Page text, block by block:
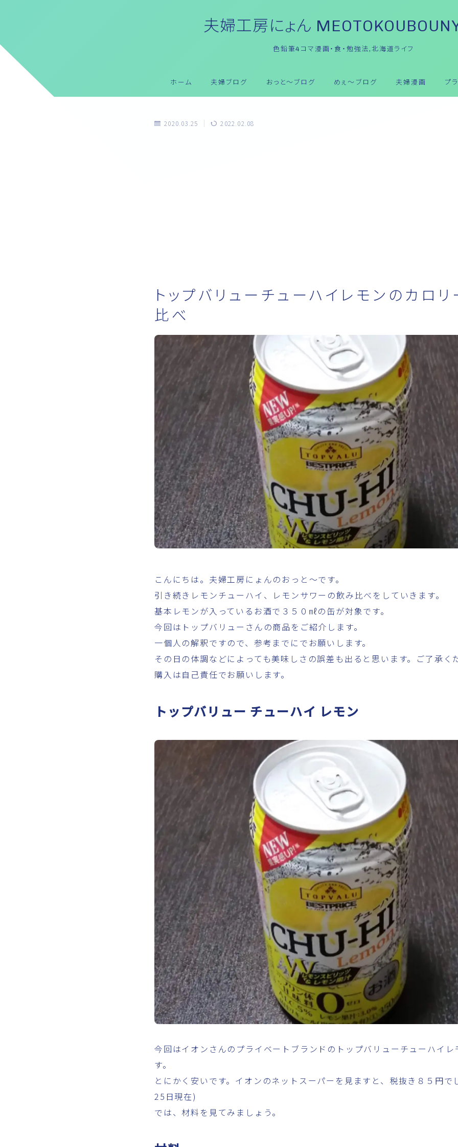
夫婦工房にょん
色鉛筆4コマ漫画・食・勉強法,北海道ライフ
ホーム 夫婦ブログ おっと～ブログ めぇ～ブログ 夫婦漫画 プ
2020.03.25 2022.02.08
トップバリューチューハイレモンのカロ
比べ
こんにちは。夫婦工房にょんのおっと～です。
引き続きレモンチューハイ、レモンサワーの飲み比べをしていきます。
基本レモンが入っているお酒で３５０㎖の缶が対象です。
今回はトップバリューさんの商品をご紹介します。
一個人の解釈ですので、参考までにでお願いします。
その日の体調などによっても美味しさの誤差も出ると思います。ご了承く
購入は自己責任でお願いします。
トップバリュー チューハイ レモン
今回はイオンさんのプライベートブランドのトップバリューチューハイ
す。
とにかく安いです。イオンのネットスーパーを見ますと、税抜き８５円
25日現在)
では、材料を見てみましょう。